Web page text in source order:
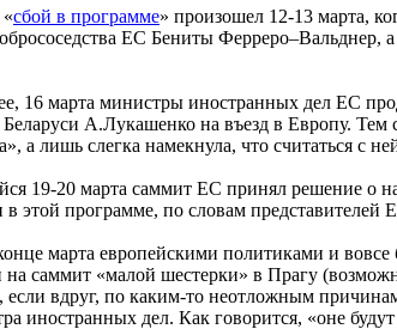
сбой в программе» произошел 12-13 марта,
ЕС Бениты Ферреро–Вальднер,
16 марта министры иностранных дел ЕС
Беларуси А.Лукашенко на въезд в Европу.
а лишь слегка намекнула, что считаться с
19-20 марта саммит ЕС принял решение о
в этой программе, по словам представителей
марта европейскими политиками и
на саммит «малой шестерки» в Прагу
если вдруг, по каким-то неотложным
иностранных дел. Как говорится, «оне